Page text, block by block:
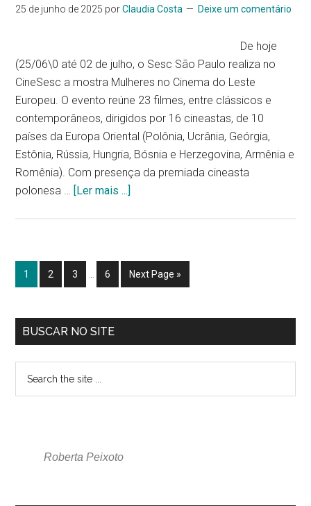
25 de junho de 2025 porClaudia Costa Deixe um comentário
De hoje
(25/06\0 até 02 de julho, o Sesc São Paulo realiza no
CineSesc a mostra Mulheres no Cinema do Leste
Europeu. O evento reúne 23 filmes, entre clássicos e
contemporâneos, dirigidos por 16 cineastas, de 10
países da Europa Oriental (Polônia, Ucrânia, Geórgia,
Estônia, Rússia, Hungria, Bósnia e Herzegovina, Armênia e
Romênia). Com presença da premiada cineasta
polonesa …
[Ler mais ...]
1 2 3 … 6 Next Page »
BUSCAR NO SITE
Roberta Peixoto